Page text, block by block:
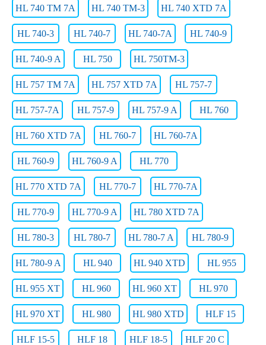
HL 740 TM 7A HL 740 TM-3 HL 740 XTD 7A
HL 740-3 HL 740-7 HL 740-7A HL 740-9
HL 740-9 A HL 750 HL 750TM-3
HL 757 TM 7A HL 757 XTD 7A HL 757-7
HL 757-7A HL 757-9 HL 757-9 A HL 760
HL 760 XTD 7A HL 760-7 HL 760-7A
HL 760-9 HL 760-9 A HL 770
HL 770 XTD 7A HL 770-7 HL 770-7A
HL 770-9 HL 770-9 A HL 780 XTD 7A
HL 780-3 HL 780-7 HL 780-7 A HL 780-9
HL 780-9 A HL 940 HL 940 XTD HL 955
HL 955 XT HL 960 HL 960 XT HL 970
HL 970 XT HL 980 HL 980 XTD HLF 15
HLF 15-5 HLF 18 HLF 18-5 HLF 20 C